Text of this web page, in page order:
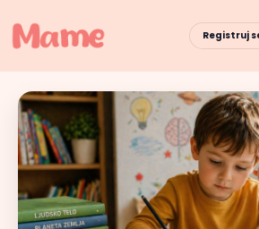
to
content
Registruj